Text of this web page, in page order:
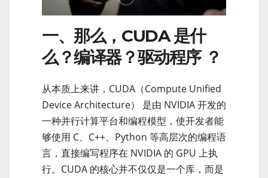
一、那么，CUDA 是什
么？编译器？驱动程序 ？
从本质上来讲，CUDA（Compute Unified
Device Architecture） 是由 NVIDIA 开发的
一种并行计算平台和编程模型，使开发者能
够使用 C、C++、Python 等高层次的编程语
言，直接编写程序在 NVIDIA 的 GPU 上执
行。CUDA 的核心并不仅仅是一个库，而是